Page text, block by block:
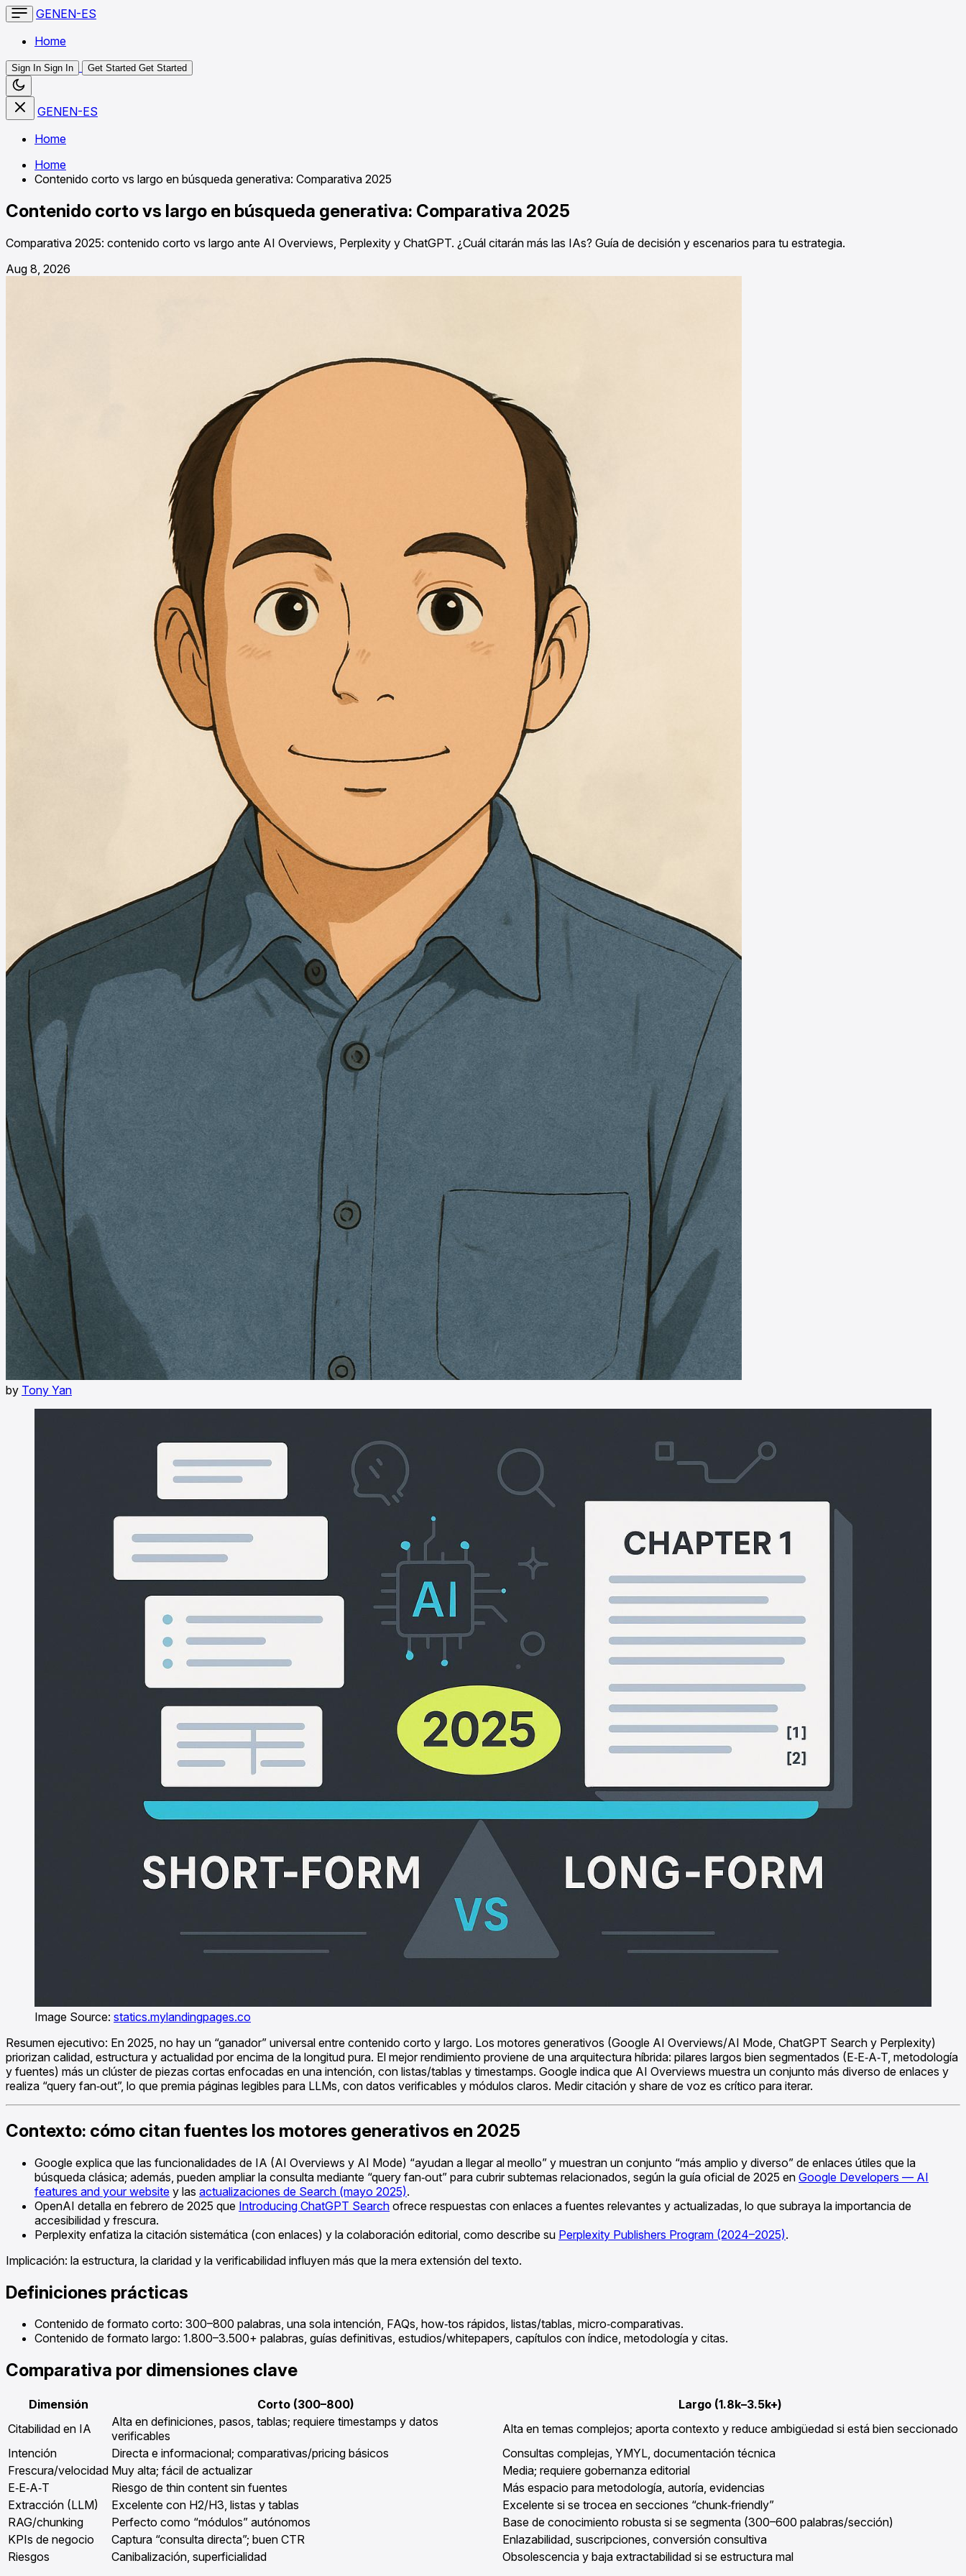
GENEN-ES
Home
Sign In Sign In Get Started Get Started
GENEN-ES
Home
Home
Contenido corto vs largo en búsqueda generativa: Comparativa 2025
Contenido corto vs largo en búsqueda generativa: Comparativa 2025
Comparativa 2025: contenido corto vs largo ante AI Overviews, Perplexity y ChatGPT. ¿Cuál citarán más las IAs? Guía de decisión y escenarios para tu estrategia.
Aug 8, 2026
by Tony Yan
Image Source: statics.mylandingpages.co
Resumen ejecutivo: En 2025, no hay un “ganador” universal entre contenido corto y largo. Los motores generativos (Google AI Overviews/AI Mode, ChatGPT Search y Perplexity)
priorizan calidad, estructura y actualidad por encima de la longitud pura. El mejor rendimiento proviene de una arquitectura híbrida: pilares largos bien segmentados (E‑E‑A‑T, metodología
y fuentes) más un clúster de piezas cortas enfocadas en una intención, con listas/tablas y timestamps. Google indica que AI Overviews muestra un conjunto más diverso de enlaces y
realiza “query fan‑out”, lo que premia páginas legibles para LLMs, con datos verificables y módulos claros. Medir citación y share de voz es crítico para iterar.
Contexto: cómo citan fuentes los motores generativos en 2025
Google explica que las funcionalidades de IA (AI Overviews y AI Mode) “ayudan a llegar al meollo” y muestran un conjunto “más amplio y diverso” de enlaces útiles que la
búsqueda clásica; además, pueden ampliar la consulta mediante “query fan‑out” para cubrir subtemas relacionados, según la guía oficial de 2025 en Google Developers — AI
features and your website y las actualizaciones de Search (mayo 2025).
OpenAI detalla en febrero de 2025 que Introducing ChatGPT Search ofrece respuestas con enlaces a fuentes relevantes y actualizadas, lo que subraya la importancia de
accesibilidad y frescura.
Perplexity enfatiza la citación sistemática (con enlaces) y la colaboración editorial, como describe su Perplexity Publishers Program (2024–2025).
Implicación: la estructura, la claridad y la verificabilidad influyen más que la mera extensión del texto.
Definiciones prácticas
Contenido de formato corto: 300–800 palabras, una sola intención, FAQs, how‑tos rápidos, listas/tablas, micro‑comparativas.
Contenido de formato largo: 1.800–3.500+ palabras, guías definitivas, estudios/whitepapers, capítulos con índice, metodología y citas.
Comparativa por dimensiones clave
Dimensión Corto (300–800)
Largo (1.8k–3.5k+)
Citabilidad en IA
Alta en definiciones, pasos, tablas; requiere timestamps y datos
verificables
Alta en temas complejos; aporta contexto y reduce ambigüedad si está bien seccionado
Intención
Directa e informacional; comparativas/pricing básicos
Consultas complejas, YMYL, documentación técnica
Frescura/velocidad Muy alta; fácil de actualizar
Media; requiere gobernanza editorial
E‑E‑A‑T
Riesgo de thin content sin fuentes
Más espacio para metodología, autoría, evidencias
Extracción (LLM)
Excelente con H2/H3, listas y tablas
Excelente si se trocea en secciones “chunk‑friendly”
RAG/chunking
Perfecto como “módulos” autónomos
Base de conocimiento robusta si se segmenta (300–600 palabras/sección)
KPIs de negocio
Captura “consulta directa”; buen CTR
Enlazabilidad, suscripciones, conversión consultiva
Riesgos
Canibalización, superficialidad Obsolescencia y baja extractabilidad si se estructura mal